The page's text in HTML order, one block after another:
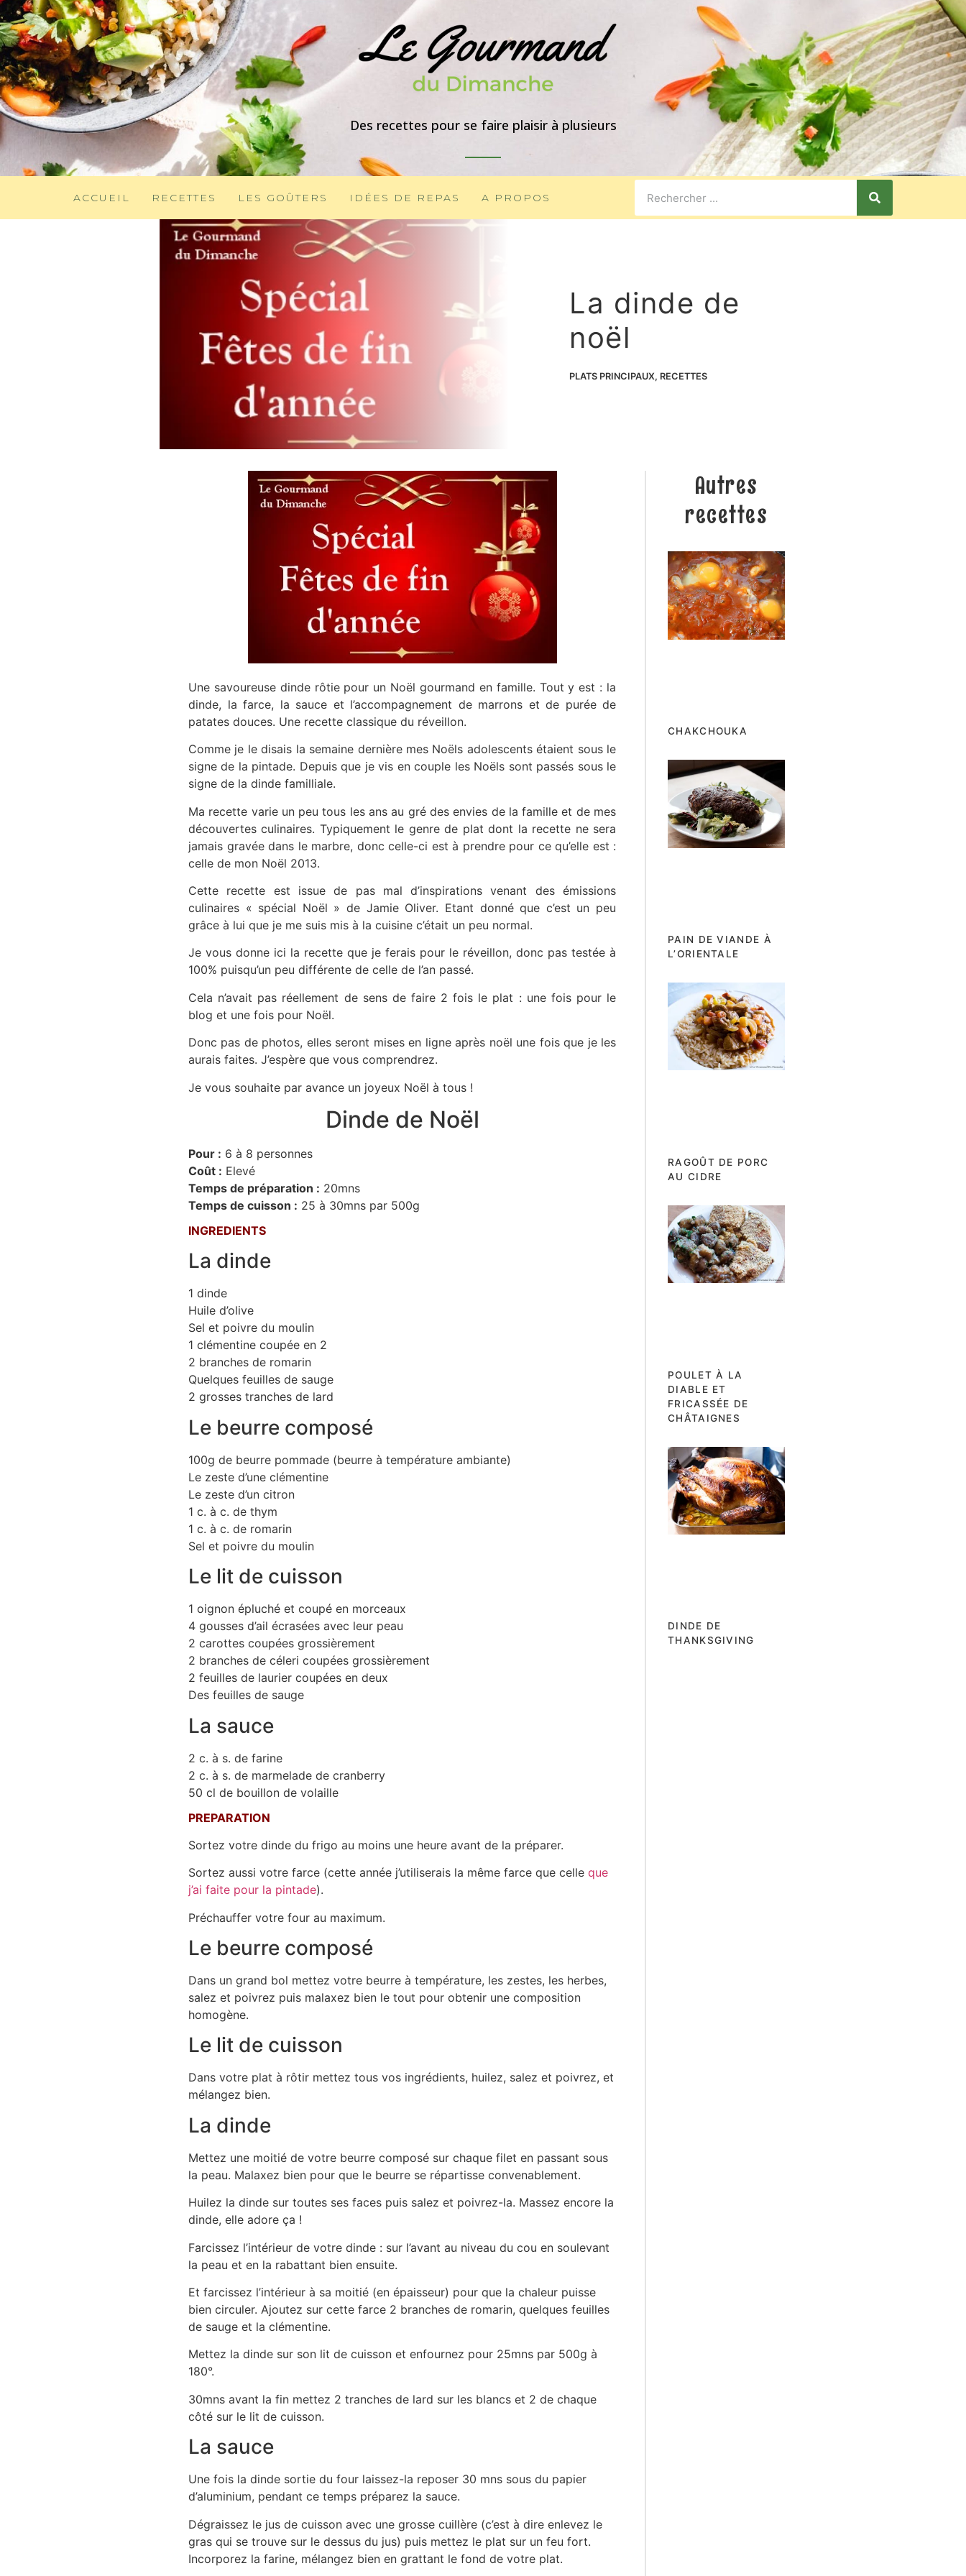
Des recettes pour se faire plaisir à plusieurs
ACCUEIL RECETTES LES GOÛTERS IDÉES DE REPAS A PROPOS
La dinde de
noël
PLATS PRINCIPAUX, RECETTES
Une savoureuse dinde rôtie pour un Noël gourmand en famille. Tout y est : la
dinde, la farce, la sauce et l’accompagnement de marrons et de purée de
patates douces. Une recette classique du réveillon.
Comme je le disais la semaine dernière mes Noëls adolescents étaient sous le
signe de la pintade. Depuis que je vis en couple les Noëls sont passés sous le
signe de la dinde familliale.
Ma recette varie un peu tous les ans au gré des envies de la famille et de mes
découvertes culinaires. Typiquement le genre de plat dont la recette ne sera
jamais gravée dans le marbre, donc celle-ci est à prendre pour ce qu’elle est :
celle de mon Noël 2013.
Cette recette est issue de pas mal d’inspirations venant des émissions
culinaires « spécial Noël » de Jamie Oliver. Etant donné que c’est un peu
grâce à lui que je me suis mis à la cuisine c’était un peu normal.
Je vous donne ici la recette que je ferais pour le réveillon, donc pas testée à
100% puisqu’un peu différente de celle de l’an passé.
Cela n’avait pas réellement de sens de faire 2 fois le plat : une fois pour le
blog et une fois pour Noël.
Donc pas de photos, elles seront mises en ligne après noël une fois que je les
aurais faites. J’espère que vous comprendrez.
Je vous souhaite par avance un joyeux Noël à tous !
Dinde de Noël
Pour : 6 à 8 personnes
Coût : Elevé
Temps de préparation : 20mns
Temps de cuisson : 25 à 30mns par 500g
INGREDIENTS
La dinde
1 dinde
Huile d’olive
Sel et poivre du moulin
1 clémentine coupée en 2
2 branches de romarin
Quelques feuilles de sauge
2 grosses tranches de lard
Le beurre composé
100g de beurre pommade (beurre à température ambiante)
Le zeste d’une clémentine
Le zeste d’un citron
1 c. à c. de thym
1 c. à c. de romarin
Sel et poivre du moulin
Le lit de cuisson
1 oignon épluché et coupé en morceaux
4 gousses d’ail écrasées avec leur peau
2 carottes coupées grossièrement
2 branches de céleri coupées grossièrement
2 feuilles de laurier coupées en deux
Des feuilles de sauge
La sauce
2 c. à s. de farine
2 c. à s. de marmelade de cranberry
50 cl de bouillon de volaille
PREPARATION
Sortez votre dinde du frigo au moins une heure avant de la préparer.
Sortez aussi votre farce (cette année j’utiliserais la même farce que celle que
j’ai faite pour la pintade).
Préchauffer votre four au maximum.
Le beurre composé
Dans un grand bol mettez votre beurre à température, les zestes, les herbes,
salez et poivrez puis malaxez bien le tout pour obtenir une composition
homogène.
Le lit de cuisson
Dans votre plat à rôtir mettez tous vos ingrédients, huilez, salez et poivrez, et
mélangez bien.
La dinde
Mettez une moitié de votre beurre composé sur chaque filet en passant sous
la peau. Malaxez bien pour que le beurre se répartisse convenablement.
Huilez la dinde sur toutes ses faces puis salez et poivrez-la. Massez encore la
dinde, elle adore ça !
Farcissez l’intérieur de votre dinde : sur l’avant au niveau du cou en soulevant
la peau et en la rabattant bien ensuite.
Et farcissez l’intérieur à sa moitié (en épaisseur) pour que la chaleur puisse
bien circuler. Ajoutez sur cette farce 2 branches de romarin, quelques feuilles
de sauge et la clémentine.
Mettez la dinde sur son lit de cuisson et enfournez pour 25mns par 500g à
180°.
30mns avant la fin mettez 2 tranches de lard sur les blancs et 2 de chaque
côté sur le lit de cuisson.
La sauce
Une fois la dinde sortie du four laissez-la reposer 30 mns sous du papier
d’aluminium, pendant ce temps préparez la sauce.
Dégraissez le jus de cuisson avec une grosse cuillère (c’est à dire enlevez le
gras qui se trouve sur le dessus du jus) puis mettez le plat sur un feu fort.
Incorporez la farine, mélangez bien en grattant le fond de votre plat.
Autres
recettes
CHAKCHOUKA
PAIN DE VIANDE À
L’ORIENTALE
RAGOÛT DE PORC
AU CIDRE
POULET À LA
DIABLE ET
FRICASSÉE DE
CHÂTAIGNES
DINDE DE
THANKSGIVING